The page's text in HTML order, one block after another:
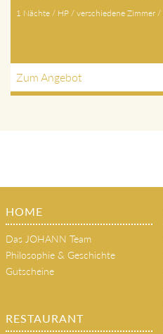
1 Nächte / HP / verschiedene Zimmer /
Zum Angebot
HOME
Das JOHANN Team
Philosophie & Geschichte
Gutscheine
RESTAURANT